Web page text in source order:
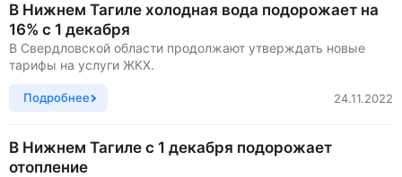
В Нижнем Тагиле холодная вода подорожает на
16% с 1 декабря
В Свердловской области продолжают утверждать новые
тарифы на услуги ЖКХ.
Подробнее 24.11.2022
В Нижнем Тагиле с 1 декабря подорожает
отопление